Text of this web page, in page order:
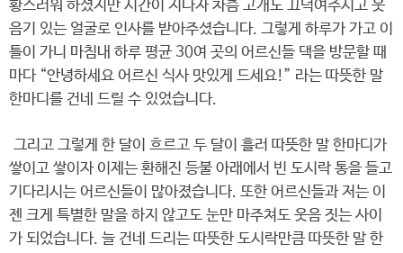
황스러워 하셨지만 시간이 지나자 차츰 고개도 끄덕여주시고 웃
음기 있는 얼굴로 인사를 받아주셨습니다. 그렇게 하루가 가고 이
틀이 가니 마침내 하루 평균 30여 곳의 어르신들 댁을 방문할 때
마다 “안녕하세요 어르신 식사 맛있게 드세요!” 라는 따뜻한 말
한마디를 건네 드릴 수 있었습니다.
그리고 그렇게 한 달이 흐르고 두 달이 흘러 따뜻한 말 한마디가
쌓이고 쌓이자 이제는 환해진 등불 아래에서 빈 도시락 통을 들고
기다리시는 어르신들이 많아졌습니다. 또한 어르신들과 저는 이
젠 크게 특별한 말을 하지 않고도 눈만 마주쳐도 웃음 짓는 사이
가 되었습니다. 늘 건네 드리는 따뜻한 도시락만큼 따뜻한 말 한